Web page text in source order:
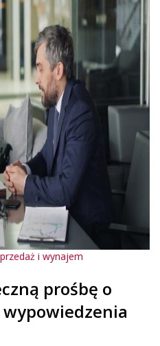
i wynajem
prośbę o